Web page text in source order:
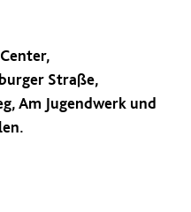
Straße,
Am Jugendwerk und